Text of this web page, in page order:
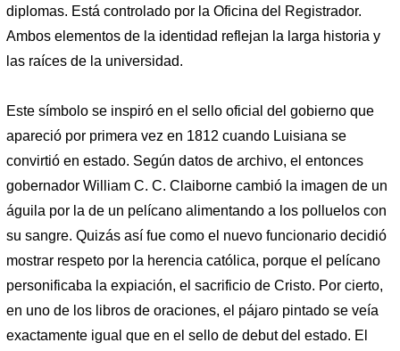
diplomas. Está controlado por la Oficina del Registrador.
Ambos elementos de la identidad reflejan la larga historia y
las raíces de la universidad.
Este símbolo se inspiró en el sello oficial del gobierno que
apareció por primera vez en 1812 cuando Luisiana se
convirtió en estado. Según datos de archivo, el entonces
gobernador William C. C. Claiborne cambió la imagen de un
águila por la de un pelícano alimentando a los polluelos con
su sangre. Quizás así fue como el nuevo funcionario decidió
mostrar respeto por la herencia católica, porque el pelícano
personificaba la expiación, el sacrificio de Cristo. Por cierto,
en uno de los libros de oraciones, el pájaro pintado se veía
exactamente igual que en el sello de debut del estado. El